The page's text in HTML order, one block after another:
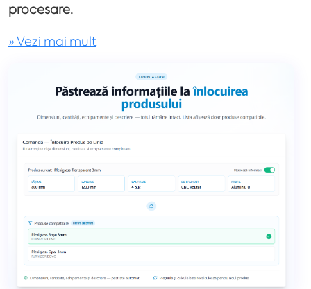
procesare.
» Vezi mai mult